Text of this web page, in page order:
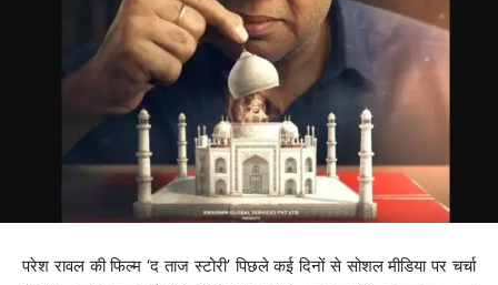
परेश रावल की फिल्म ‘द ताज स्टोरी’ पिछले कई दिनों से सोशल मीडिया पर चर्चा